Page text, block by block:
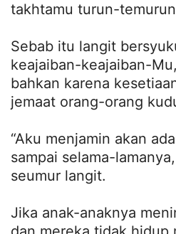
takhtamu turun-
Sebab itu langit
keajaiban-keajaiban-
bahkan karena
jemaat orang-orang
“Aku menjamin akan
sampai selama-
seumur langit.
Jika anak-anaknya